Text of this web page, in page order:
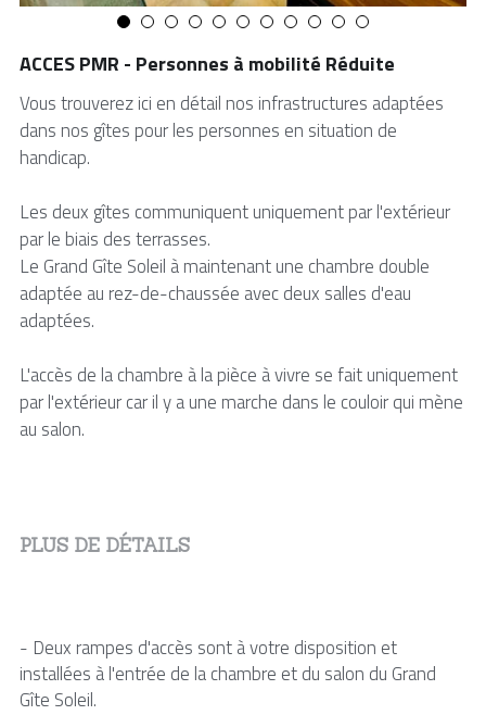
ACCES PMR - Personnes à mobilité Réduite
Vous trouverez ici en détail nos infrastructures adaptées
dans nos gîtes pour les personnes en situation de
handicap.
Les deux gîtes communiquent uniquement par l'extérieur
par le biais des terrasses.
Le Grand Gîte Soleil à maintenant une chambre double
adaptée au rez-de-chaussée avec deux salles d'eau
adaptées.
L'accès de la chambre à la pièce à vivre se fait uniquement
par l'extérieur car il y a une marche dans le couloir qui mène
au salon.
PLUS DE DÉTAILS
- Deux rampes d'accès sont à votre disposition et
installées à l'entrée de la chambre et du salon du Grand
Gîte Soleil.